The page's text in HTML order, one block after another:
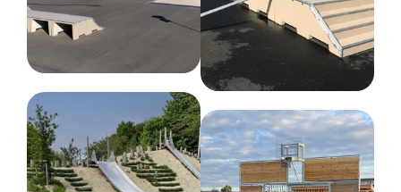
Forventet leveringstid for produkterne er mellem 1-3 uger
afhængigt af produktet og kapaciteten hos fragtfirmaerne.
Et produkt kan altid blive udsolgt, hvis der er solgt markant
flere end forventet, men vi gør alt, hvad vi kan for at kunne
levere så hurtigt som muligt.
Du vil få en estimeret leveringstid, når du kontakter os.